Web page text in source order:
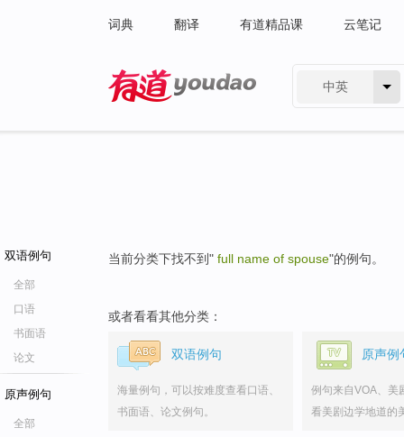
词典 翻译 有道精品课 云笔记
中英
双语例句
全部
口语
书面语
论文
原声例句
全部
当前分类下找不到" full name of spouse"的例句。
或者看看其他分类：
双语例句
海量例句，可以按难度查看口语、
书面语、论文例句。
原声例
例句来自VOA、美
看美剧边学地道的